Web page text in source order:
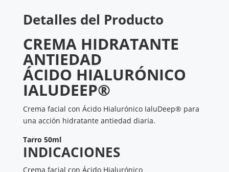
Detalles del Producto
CREMA HIDRATANTE
ANTIEDAD
ÁCIDO HIALURÓNICO
IALUDEEP®
Crema facial con Ácido Hialurónico IaluDeep® para
una acción hidratante antiedad diaria.
Tarro 50ml
INDICACIONES
Crema facial con Ácido Hialurónico